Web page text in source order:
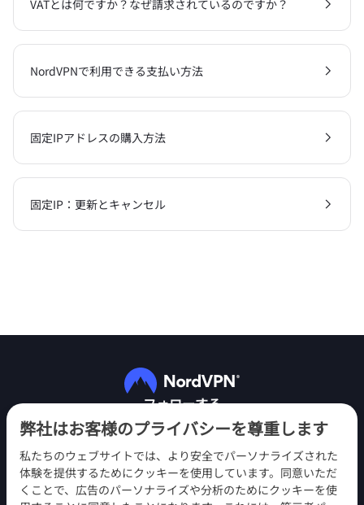
弊社はお客様のプライバシーを尊重します
私たちのウェブサイトでは、より安全でパーソナライズされた
体験を提供するためにクッキーを使用しています。同意いただ
くことで、広告のパーソナライズや分析のためにクッキーを使
VATとは何ですか？なぜ請求されているのですか？
NordVPNで利用できる支払い方法
固定IPアドレスの購入方法
固定IP：更新とキャンセル
フォローする